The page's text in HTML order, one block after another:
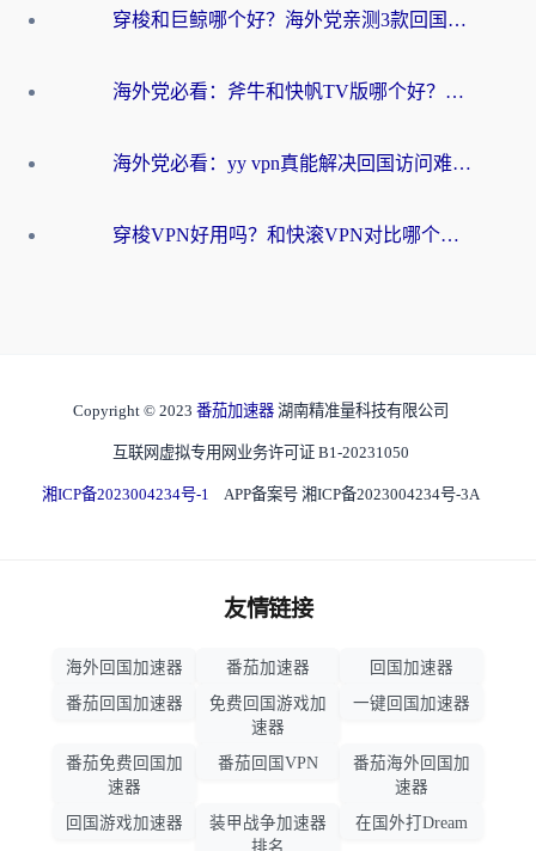
穿梭和巨鲸哪个好？海外党亲测3款回国加速器，教你避开90%的坑
海外党必看：斧牛和快帆TV版哪个好？3分钟选对回国加速器，无缝刷B站、追热剧
海外党必看：yy vpn真能解决回国访问难题？附云极initap测评+免费方案对比
穿梭VPN好用吗？和快滚VPN对比哪个回国效果更好？海外党选回国加速器必看指南
Copyright © 2023 番茄加速器 湖南精准量科技有限公司
互联网虚拟专用网业务许可证 B1-20231050
湘ICP备2023004234号-1 APP备案号 湘ICP备2023004234号-3A
友情链接
海外回国加速器 番茄加速器
回国加速器
番茄回国加速器
免费回国游戏加
速器
一键回国加速器
番茄免费回国加
速器
番茄回国VPN
番茄海外回国加
速器
回国游戏加速器
装甲战争加速器
排名
在国外打Dream